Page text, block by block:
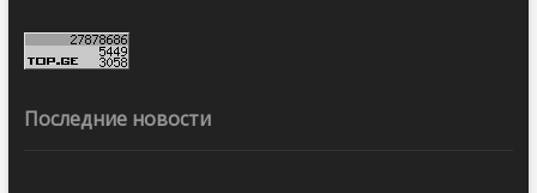
Последние новости